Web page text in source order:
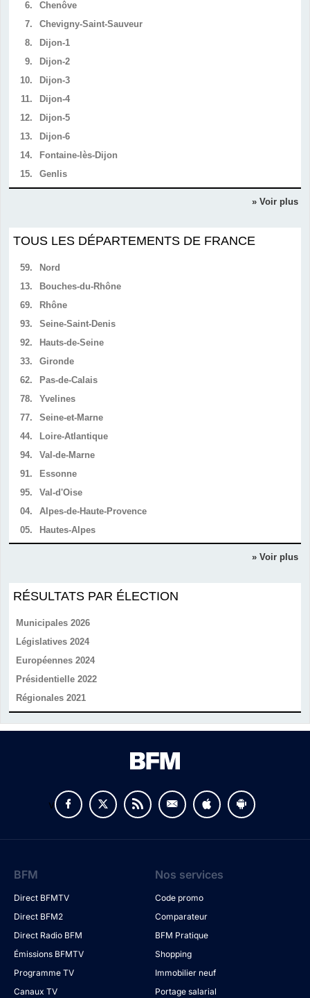
6.
Chenôve
7.
Chevigny-Saint-Sauveur
8.
Dijon-1
9.
Dijon-2
10.
Dijon-3
11.
Dijon-4
12.
Dijon-5
13.
Dijon-6
14.
Fontaine-lès-Dijon
15.
Genlis
» Voir plus
TOUS LES DÉPARTEMENTS DE FRANCE
59.
Nord
13.
Bouches-du-Rhône
69.
Rhône
93.
Seine-Saint-Denis
92.
Hauts-de-Seine
33.
Gironde
62.
Pas-de-Calais
78.
Yvelines
77.
Seine-et-Marne
44.
Loire-Atlantique
94.
Val-de-Marne
91.
Essonne
95.
Val-d'Oise
04.
Alpes-de-Haute-Provence
05.
Hautes-Alpes
» Voir plus
RÉSULTATS PAR ÉLECTION
Municipales 2026
Législatives 2024
Européennes 2024
Présidentielle 2022
Régionales 2021
v
BFM
Direct BFMTV
Direct BFM2
Direct Radio BFM
Émissions BFMTV
Programme TV
Canaux TV
Nos services
Code promo
Comparateur
BFM Pratique
Shopping
Immobilier neuf
Portage salarial